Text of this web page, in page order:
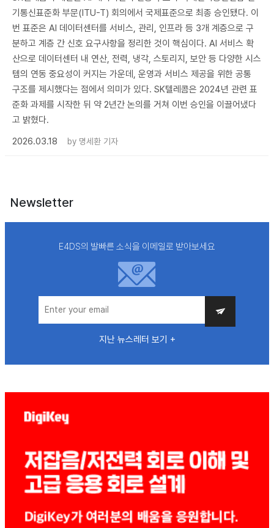
기통신표준화 부문(ITU-T) 회의에서 국제표준으로 최종 승인됐다. 이
번 표준은 AI 데이터센터를 서비스, 관리, 인프라 등 3개 계층으로 구
분하고 계층 간 신호 요구사항을 정리한 것이 핵심이다. AI 서비스 확
산으로 데이터센터 내 연산, 전력, 냉각, 스토리지, 보안 등 다양한 시스
템의 연동 중요성이 커지는 가운데, 운영과 서비스 제공을 위한 공통
구조를 제시했다는 점에서 의미가 있다. SK텔레콤은 2024년 관련 표
준화 과제를 시작한 뒤 약 2년간 논의를 거쳐 이번 승인을 이끌어냈다
고 밝혔다.
2026.03.18
by 명세환 기자
Newsletter
E4DS의 발빠른 소식을 이메일로 받아보세요
지난 뉴스레터 보기 +